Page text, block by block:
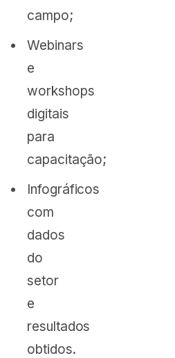
campo;
Webinars
e
workshops
digitais
para
capacitação;
Infográficos
com
dados
do
setor
e
resultados
obtidos.